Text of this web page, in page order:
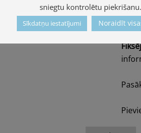
sniegtu kontrolētu piekrišanu.
Sīkdatņu iestatījumi Noraidīt